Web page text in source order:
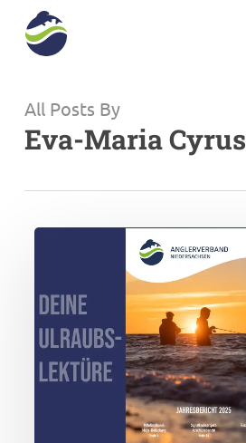
All Posts By
Eva-Maria Cyrus
Spannende
Einblicke,
starke
Projekte